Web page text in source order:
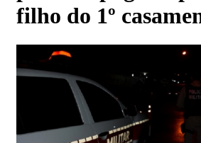
filho do 1º